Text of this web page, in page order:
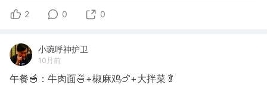
2 0 0
小琬呼神护卫
10月前
午餐🥣：牛肉面🍜+椒麻鸡🍗+大拌菜🥬